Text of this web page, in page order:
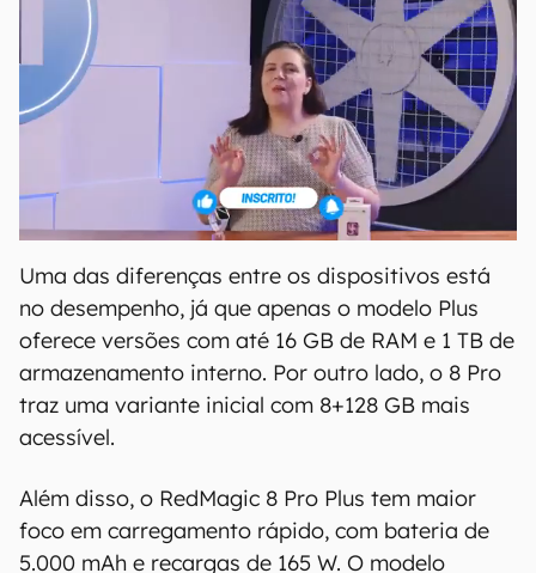
Uma das diferenças entre os dispositivos está
no desempenho, já que apenas o modelo Plus
oferece versões com até 16 GB de RAM e 1 TB de
armazenamento interno. Por outro lado, o 8 Pro
traz uma variante inicial com 8+128 GB mais
acessível.
Além disso, o RedMagic 8 Pro Plus tem maior
foco em carregamento rápido, com bateria de
5.000 mAh e recargas de 165 W. O modelo